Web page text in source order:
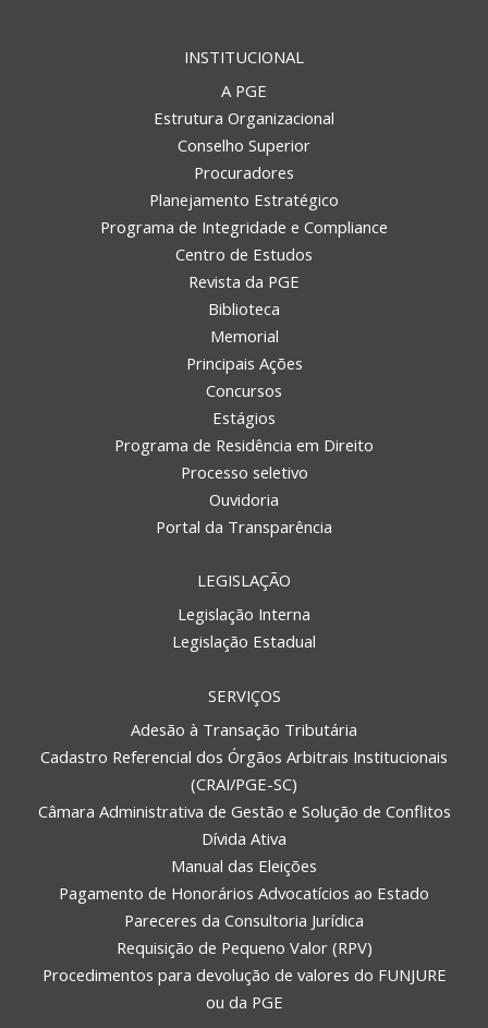
INSTITUCIONAL
A PGE
Estrutura Organizacional
Conselho Superior
Procuradores
Planejamento Estratégico
Programa de Integridade e Compliance
Centro de Estudos
Revista da PGE
Biblioteca
Memorial
Principais Ações
Concursos
Estágios
Programa de Residência em Direito
Processo seletivo
Ouvidoria
Portal da Transparência
LEGISLAÇÃO
Legislação Interna
Legislação Estadual
SERVIÇOS
Adesão à Transação Tributária
Cadastro Referencial dos Órgãos Arbitrais Institucionais
(CRAI/PGE-SC)
Câmara Administrativa de Gestão e Solução de Conflitos
Dívida Ativa
Manual das Eleições
Pagamento de Honorários Advocatícios ao Estado
Pareceres da Consultoria Jurídica
Requisição de Pequeno Valor (RPV)
Procedimentos para devolução de valores do FUNJURE
ou da PGE